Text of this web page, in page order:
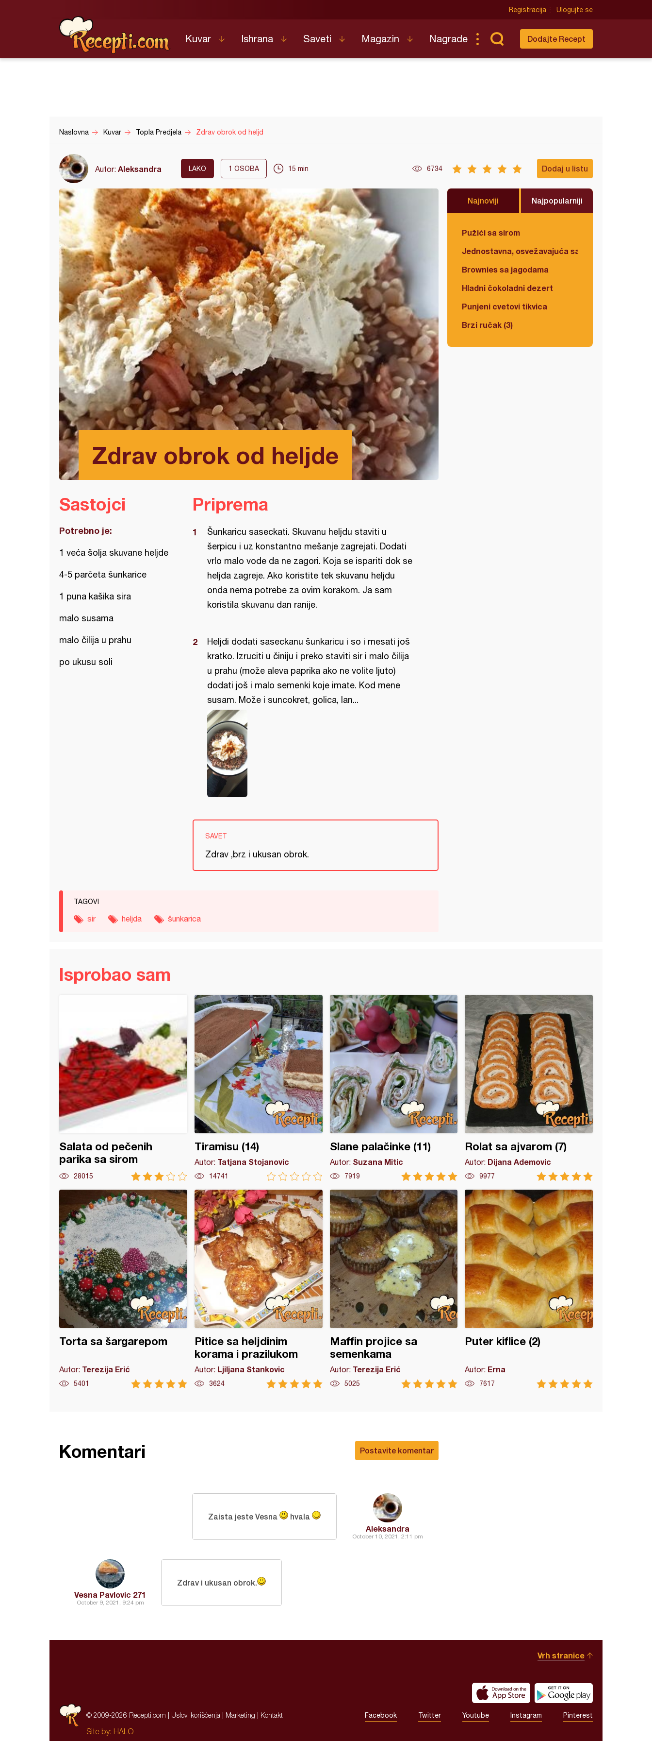
Registracija Ulogujte se
Kuvar Ishrana Saveti Magazin Nagrade Dodajte Recept
Naslovna Kuvar Topla Predjela Zdrav obrok od heljd
Autor: Aleksandra LAKO 1 OSOBA 15 min 6734 Dodaj u listu
Zdrav obrok od heljde
Najnoviji Najpopularniji
Pužići sa sirom
Jednostavna, osvežavajuća salata
Brownies sa jagodama
Hladni čokoladni dezert
Punjeni cvetovi tikvica
Brzi ručak (3)
Sastojci
Potrebno je:
1 veća šolja skuvane heljde
4-5 parčeta šunkarice
1 puna kašika sira
malo susama
malo čilija u prahu
po ukusu soli
Priprema
Šunkaricu saseckati. Skuvanu heljdu staviti u
šerpicu i uz konstantno mešanje zagrejati. Dodati
vrlo malo vode da ne zagori. Koja se ispariti dok se
heljda zagreje. Ako koristite tek skuvanu heljdu
onda nema potrebe za ovim korakom. Ja sam
koristila skuvanu dan ranije.
Heljdi dodati saseckanu šunkaricu i so i mesati još
kratko. Izruciti u činiju i preko staviti sir i malo čilija
u prahu (može aleva paprika ako ne volite ljuto)
dodati još i malo semenki koje imate. Kod mene
susam. Može i suncokret, golica, lan...
SAVET
Zdrav ,brz i ukusan obrok.
TAGOVI
sir heljda šunkarica
Isprobao sam
Salata od pečenih
parika sa sirom
28015
Tiramisu (14)
Autor: Tatjana Stojanovic
14741
Slane palačinke (11)
Autor: Suzana Mitic
7919
Rolat sa ajvarom (7)
Autor: Dijana Ademovic
9977
Torta sa šargarepom
Autor: Terezija Erić
5401
Pitice sa heljdinim
korama i prazilukom
Autor: Ljiljana Stankovic
3624
Maffin projice sa
semenkama
Autor: Terezija Erić
5025
Puter kiflice (2)
Autor: Erna
7617
Postavite komentar
Komentari
Aleksandra
October 10, 2021, 2:11 pm
Zaista jeste Vesna hvala
Vesna Pavlovic 271
October 9, 2021, 9:24 pm
Zdrav i ukusan obrok.
Vrh stranice
© 2009-2026 Recepti.com | Uslovi korišćenja Marketing Kontakt Facebook Twitter Youtube Instagram Pinterest
Site by: HALO